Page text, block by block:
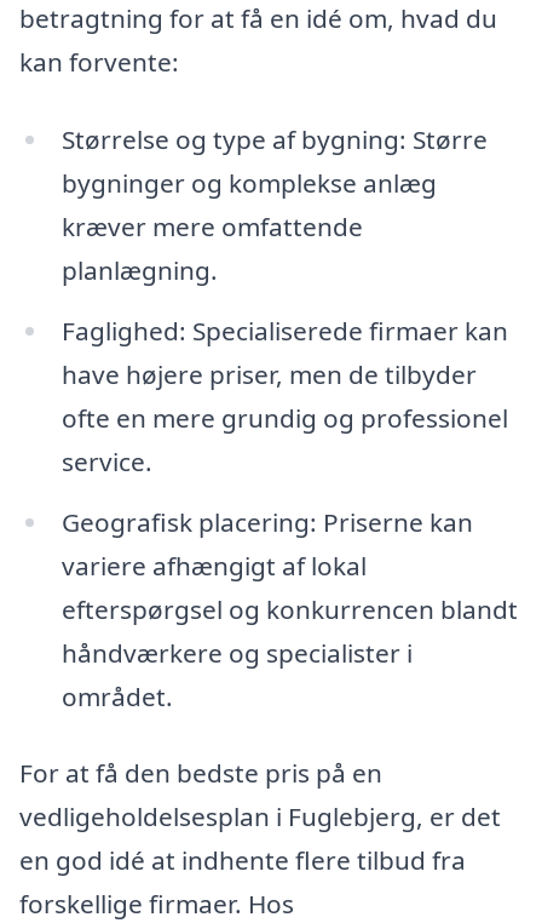
betragtning for at få en idé om, hvad du
kan forvente:
Størrelse og type af bygning: Større
bygninger og komplekse anlæg
kræver mere omfattende
planlægning.
Faglighed: Specialiserede firmaer kan
have højere priser, men de tilbyder
ofte en mere grundig og professionel
service.
Geografisk placering: Priserne kan
variere afhængigt af lokal
efterspørgsel og konkurrencen blandt
håndværkere og specialister i
området.
For at få den bedste pris på en
vedligeholdelsesplan i Fuglebjerg, er det
en god idé at indhente flere tilbud fra
forskellige firmaer. Hos